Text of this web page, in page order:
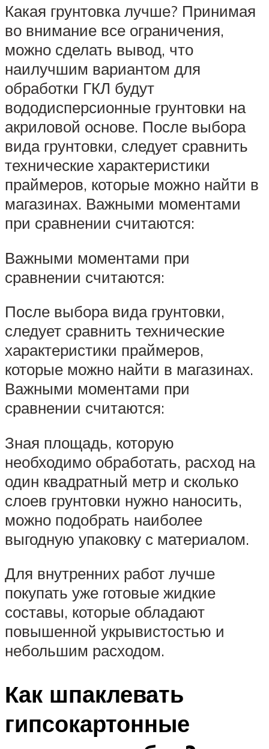
Какая грунтовка лучше? Принимая
во внимание все ограничения,
можно сделать вывод, что
наилучшим вариантом для
обработки ГКЛ будут
вододисперсионные грунтовки на
акриловой основе. После выбора
вида грунтовки, следует сравнить
технические характеристики
праймеров, которые можно найти в
магазинах. Важными моментами
при сравнении считаются:
Важными моментами при
сравнении считаются:
После выбора вида грунтовки,
следует сравнить технические
характеристики праймеров,
которые можно найти в магазинах.
Важными моментами при
сравнении считаются:
Зная площадь, которую
необходимо обработать, расход на
один квадратный метр и сколько
слоев грунтовки нужно наносить,
можно подобрать наиболее
выгодную упаковку с материалом.
Для внутренних работ лучше
покупать уже готовые жидкие
составы, которые обладают
повышенной укрывистостью и
небольшим расходом.
Как шпаклевать
гипсокартонные